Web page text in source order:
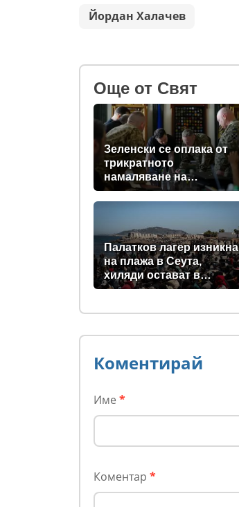
Йордан Халачев
Oще от Свят
Зеленски се оплака от
трикратното
намаляване на
доставките на ракети-
прехващачи от Запада
Палатков лагер изникна
на плажа в Сеута,
хиляди остават в
испанския ексклав
Коментирай
Име *
Коментар *